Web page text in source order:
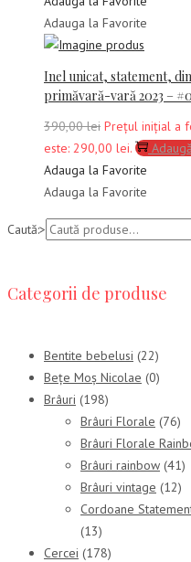
Adauga la Favorite
Inel unicat, statement,
primăvară-vară 2023 –
390,00lei Prețul inițial a
este: 290,00 lei.
Adauga la Favorite
Adauga la Favorite
Caută:>
Categorii de produse
Bentite bebelusi (22)
Bețe Moș Nicolae (0)
Brâuri (198)
Brâuri Florale (76)
Brâuri Florale
Brâuri rainbow (41)
Brâuri vintage (12)
Cordoane
(13)
Cercei (178)